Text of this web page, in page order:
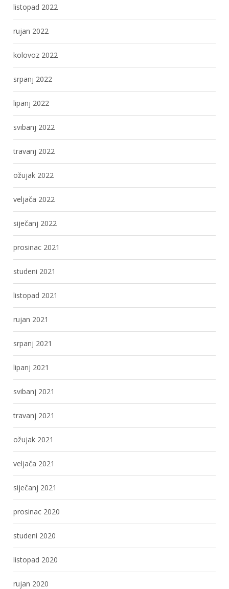
listopad 2022
rujan 2022
kolovoz 2022
srpanj 2022
lipanj 2022
svibanj 2022
travanj 2022
ožujak 2022
veljača 2022
siječanj 2022
prosinac 2021
studeni 2021
listopad 2021
rujan 2021
srpanj 2021
lipanj 2021
svibanj 2021
travanj 2021
ožujak 2021
veljača 2021
siječanj 2021
prosinac 2020
studeni 2020
listopad 2020
rujan 2020